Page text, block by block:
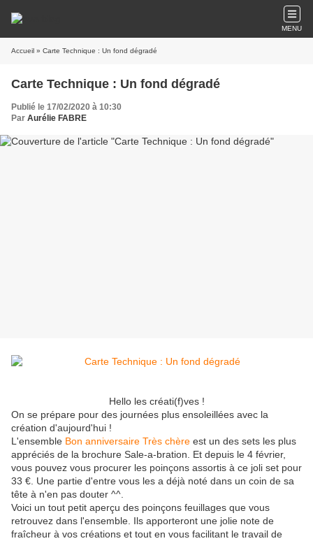
MENU
Accueil » Carte Technique : Un fond dégradé
Carte Technique : Un fond dégradé
Publié le 17/02/2020 à 10:30
Par Aurélie FABRE
Hello les créati(f)ves !
On se prépare pour des journées plus ensoleillées avec la
création d'aujourd'hui !
L'ensemble Bon anniversaire Très chère est un des sets les plus
appréciés de la brochure Sale-a-bration. Et depuis le 4 février,
vous pouvez vous procurer les poinçons assortis à ce joli set pour
33 €. Une partie d'entre vous les a déjà noté dans un coin de sa
tête à n'en pas douter ^^.
Voici un tout petit aperçu des poinçons feuillages que vous
retrouvez dans l'ensemble. Ils apporteront une jolie note de
fraîcheur à vos créations et tout en vous facilitant le travail de